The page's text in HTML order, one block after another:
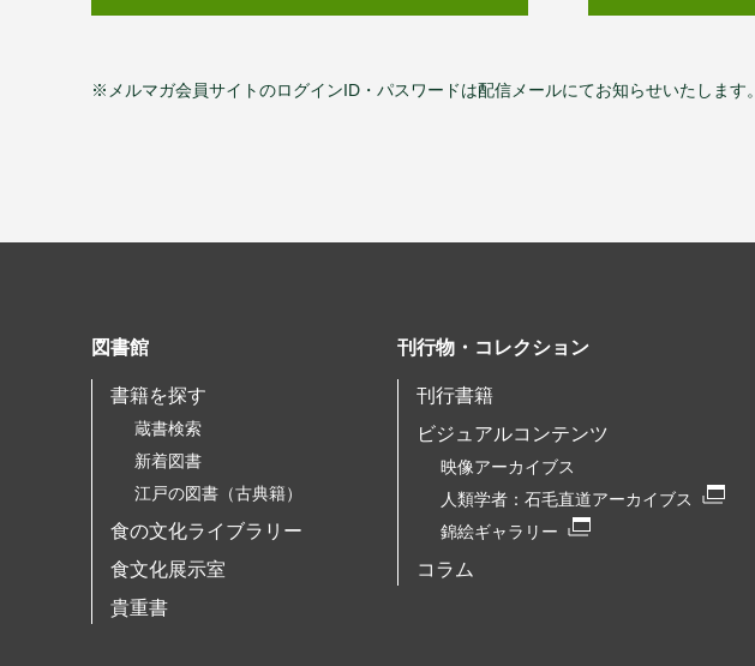
※メルマガ会員サイトのログインID・パスワードは配信メールにてお知らせいたします。
図書館
書籍を探す
蔵書検索
新着図書
江戸の図書（古典籍）
食の文化ライブラリー
食文化展示室
貴重書
刊行物・コレクション
刊行書籍
ビジュアルコンテンツ
映像アーカイブス
人類学者： 石毛直道アーカイブス
錦絵ギャラリー
コラム